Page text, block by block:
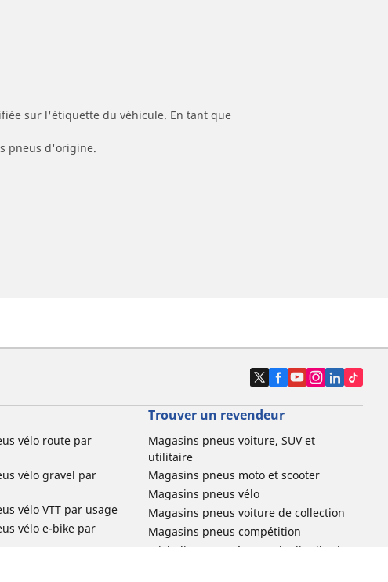
sur l'étiquette du véhicule. En tant que
pneus d'origine.
vélo route par
vélo gravel par
vélo VTT par usage
vélo e-bike par
Trouver un revendeur
Magasins pneus voiture, SUV et
utilitaire
Magasins pneus moto et scooter
Magasins pneus vélo
Magasins pneus voiture de collection
Magasins pneus compétition
Michelin et ses réseaux de distribution